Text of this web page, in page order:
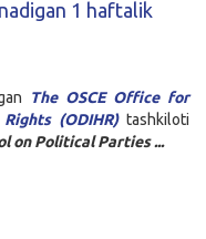
1 haftalik
The OSCE Office for
(ODIHR)tashkiloti
on Political Parties ...